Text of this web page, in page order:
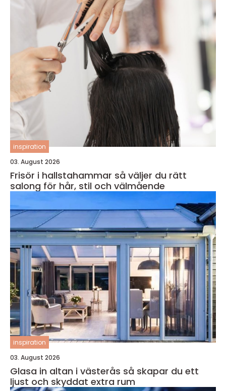
inspiration
03. August 2026
Frisör i hallstahammar så väljer du rätt
salong för hår, stil och välmående
inspiration
03. August 2026
Glasa in altan i västerås så skapar du ett
ljust och skyddat extra rum